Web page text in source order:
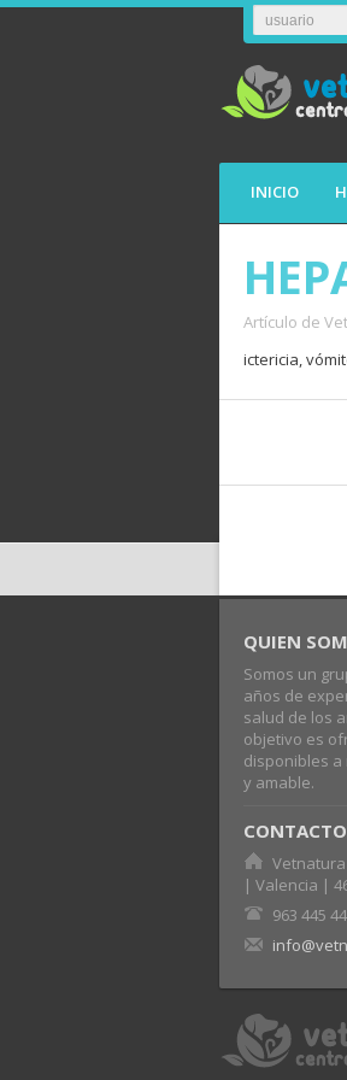
INICIO
Artículo de
ictericia,
QUIEN
Somos un
años de
salud de los
objetivo es
disponibles a
y amable.
CONTACTO
| Valencia |
963 445